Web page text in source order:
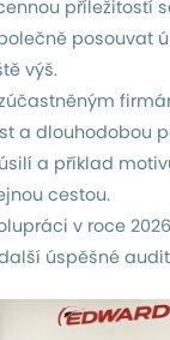
příležitostí
posouvat
výš.
a dlouhodobou
a příklad
cestou.
v roce
úspěšné